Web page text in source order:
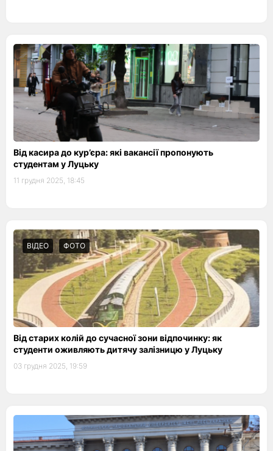
Від касира до кур’єра: які вакансії пропонують
студентам у Луцьку
11 грудня 2025, 18:45
ВІДЕО ФОТО
Від старих колій до сучасної зони відпочинку: як
студенти оживляють дитячу залізницю у Луцьку
03 грудня 2025, 19:59